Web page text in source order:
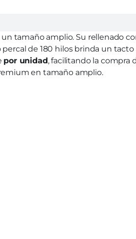
tamaño amplio. Su rellenado
de 180 hilos brinda un tacto
por unidad, facilitando la compra
en tamaño amplio.